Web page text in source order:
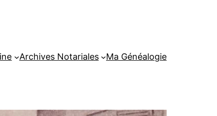
Archives Notariales Ma Généalogie